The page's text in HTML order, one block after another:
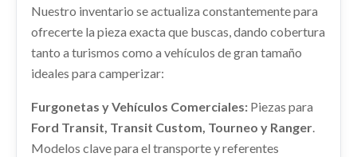
39,83 € shopping_cart
CAPO PAM51U16610AC
CAPO PAM51U16610AC usado.
FORD C-MAX TREND
Ref: 2292411 OEM:
79,42 € shopping_cart
PUERTA TRASERA DERECHA
PUERTA TRASERA DERECHA PE1C1R24630AB
usado.
FORD C-MAX TREND
FORD C-MAX TREND
Ref: 2292414
Consultar
AIRBAG CORTINA DELANTERO
usado.
FORD C-MAX TREND
Ref: 2292400
DEPOSITO COMBUSTIBLE
DEPOSITO COMBUSTIBLE usado.
Nuestro inventario se actualiza constantemente para
ofrecerte la pieza exacta que buscas, dando cobertura
tanto a turismos como a vehículos de gran tamaño
ideales para camperizar:
Furgonetas y Vehículos Comerciales: Piezas para
Ford Transit, Transit Custom, Tourneo y Ranger.
Modelos clave para el transporte y referentes